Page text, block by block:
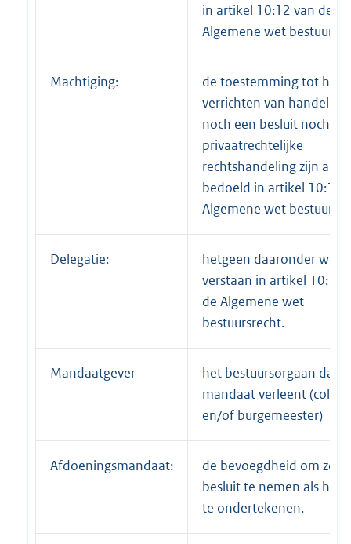
in artikel 10:12 van de
Algemene wet
Machtiging:
de toestemming tot het
verrichten van
noch een besluit noch
privaatrechtelijke
rechtshandeling zijn als
bedoeld in artikel 10:12
Algemene wet
Delegatie:
hetgeen daaronder
verstaan in artikel 10:13
de Algemene wet
bestuursrecht.
Mandaatgever
het bestuursorgaan dat
mandaat verleent
en/of burgemeester)
Afdoeningsmandaat:
de bevoegdheid om
besluit te nemen als het
te ondertekenen.